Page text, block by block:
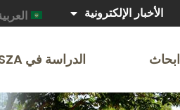
الأخبار الإلكترونية
ابحاث الدراسة في UniSZA